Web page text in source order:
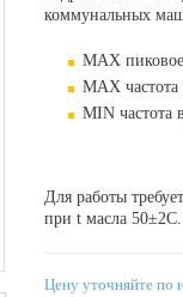
коммунальных
MAX
MAX
MIN частота
Для работы
при t масла 50±2С.
Цену уточняйте по